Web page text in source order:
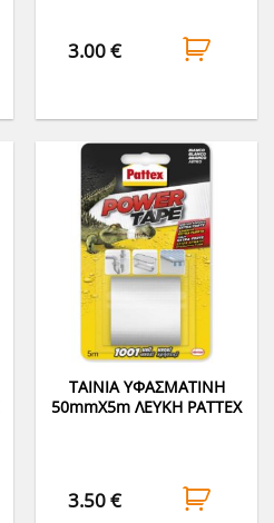
3.00€
ΤΑΙΝΙΑ ΥΦΑΣΜΑΤΙΝΗ
50mmΧ5m ΛΕΥΚΗ PATTEX
3.50€